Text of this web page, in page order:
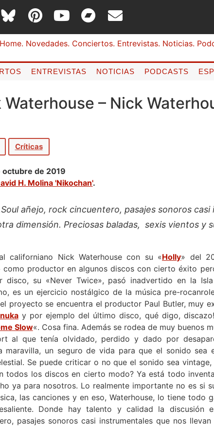
ENTREVISTAS NOTICIAS PODCASTS
Waterhouse – Nick
Críticas
octubre de 2019
H. Molina 'Nikochan'.
añejo, rock cincuentero, pasajes sonoros
dimensión. Preciosas baladas, sexis vientos y
californiano Nick Waterhouse con su «Holly» del
como productor en algunos discos con cierto éxito
disco, su «Never Twice», pasó inadvertido en la
es un ejercicio nostálgico de la música pre-
proyecto se encuentra el productor Paul Butler, muy
y por ejemplo del último disco, qué digo,
Slow«. Cosa fina. Además se rodea de muy buenos
al que tenía olvidado, perdido y dado por
maravilla, un seguro de vida para que el sonido sea
Se puede criticar o no que el sonido sea
todos los discos en cierto modo? Ya está todo
ya para nosotros. Lo realmente importante no es si
las canciones y en eso, Waterhouse, lo tiene todo
Donde hay talento y calidad la discusión
pasajes sonoros casi instrumentales que nos